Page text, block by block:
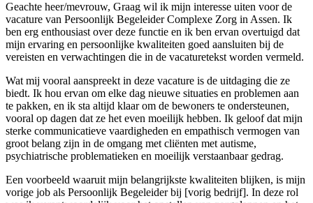
Geachte heer/mevrouw, Graag wil ik mijn interesse uiten voor de
vacature van Persoonlijk Begeleider Complexe Zorg in Assen. Ik
ben erg enthousiast over deze functie en ik ben ervan overtuigd dat
mijn ervaring en persoonlijke kwaliteiten goed aansluiten bij de
vereisten en verwachtingen die in de vacaturetekst worden vermeld.
Wat mij vooral aanspreekt in deze vacature is de uitdaging die ze
biedt. Ik hou ervan om elke dag nieuwe situaties en problemen aan
te pakken, en ik sta altijd klaar om de bewoners te ondersteunen,
vooral op dagen dat ze het even moeilijk hebben. Ik geloof dat mijn
sterke communicatieve vaardigheden en empathisch vermogen van
groot belang zijn in de omgang met cliënten met autisme,
psychiatrische problematieken en moeilijk verstaanbaar gedrag.
Een voorbeeld waaruit mijn belangrijkste kwaliteiten blijken, is mijn
vorige job als Persoonlijk Begeleider bij [vorig bedrijf]. In deze rol